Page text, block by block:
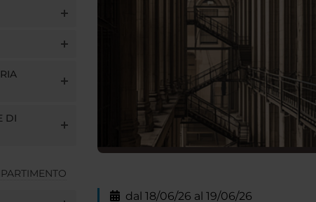
DI
dal 18/06/26 al 19/06/26